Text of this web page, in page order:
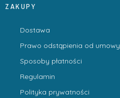
ZAKUPY
Dostawa
Prawo odstąpienia od umowy
Sposoby płatności
Regulamin
Polityka prywatności